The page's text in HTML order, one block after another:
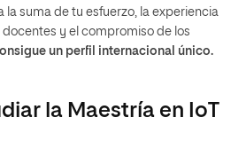
la suma de tu esfuerzo, la experiencia
y el compromiso de los
un perfil internacional único.
la Maestría en IoT